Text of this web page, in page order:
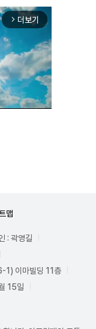
arrow_forward_ios 더보기
맵
: 곽영길
1) 이마빌딩 11층
15일